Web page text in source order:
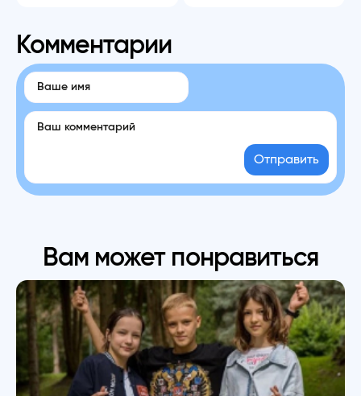
Комментарии
Отправить
Вам может понравиться